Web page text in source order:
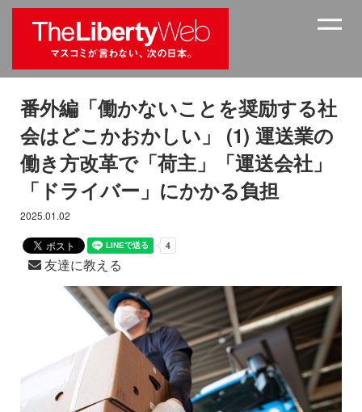
番外編「働かないことを奨励する社
会はどこかおかしい」 (1) 運送業の
働き方改革で「荷主」「運送会社」
「ドライバー」にかかる負担
2025.01.02
友達に教える